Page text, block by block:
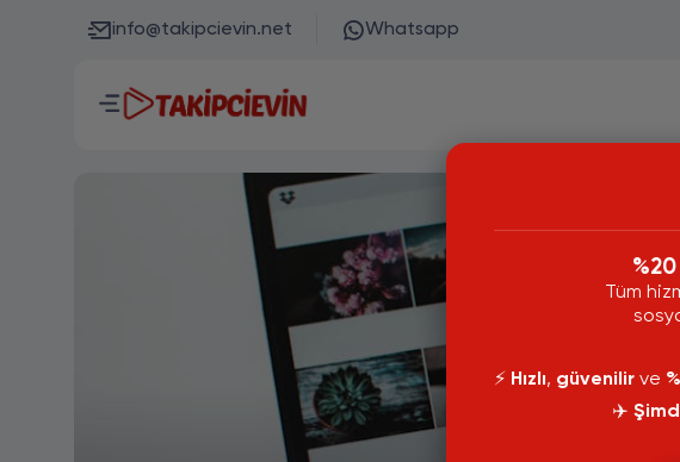
info@takipcievin.net Whatsapp
%20
Tüm
⚡️ Hızlı, güvenilirve
✈️